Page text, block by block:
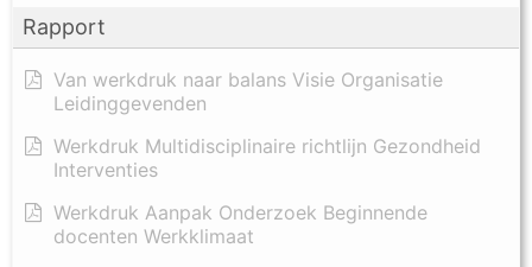
Rapport
Van werkdruk naar balans Visie Organisatie
Leidinggevenden
Werkdruk Multidisciplinaire richtlijn Gezondheid
Interventies
Werkdruk Aanpak Onderzoek Beginnende
docenten Werkklimaat